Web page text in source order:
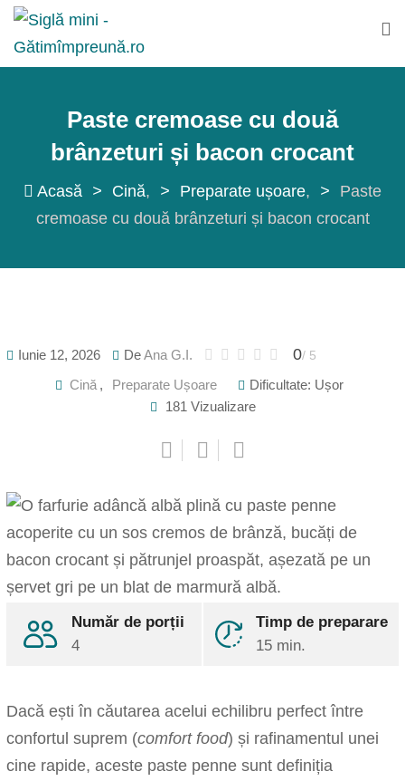
Sări
conținut
Paste cremoase cu două
brânzeturi și bacon crocant
Acasă > Cină > Preparate ușoare >
Paste
cremoase cu două brânzeturi și bacon crocant
Iunie 12, 2026 DeAna G.I. 0/ 5
Cină , Preparate Ușoare
Dificultate: Ușor
181 Vizualizare
Pinterest
Share
via
Email
Print
Număr de porții
4
Timp de preparare
15 min.
Dacă ești în căutarea acelui echilibru perfect între
confortul suprem (comfort food) și rafinamentul unei
cine rapide, aceste paste penne sunt definiția